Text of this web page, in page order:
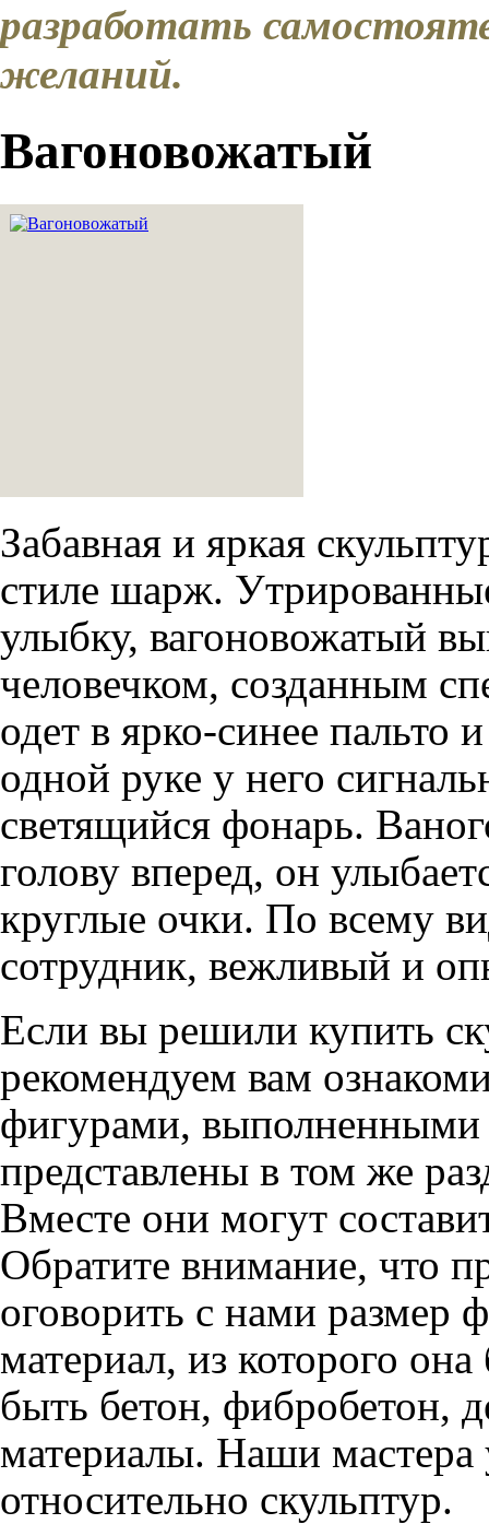
разработать
желаний.
Вагоновожатый
Забавная и яркая
стиле шарж.
улыбку, вагоновожатый
человечком, созданным
одет в ярко-синее
одной руке у него
светящийся фонарь.
голову вперед, он
круглые очки. По всему
сотрудник, вежливый и
Если вы решили купить
рекомендуем вам
фигурами,
представлены в том же
Вместе они могут
Обратите внимание, что
оговорить с нами размер
материал, из которого
быть бетон, фибробетон,
материалы. Наши
относительно скульптур.